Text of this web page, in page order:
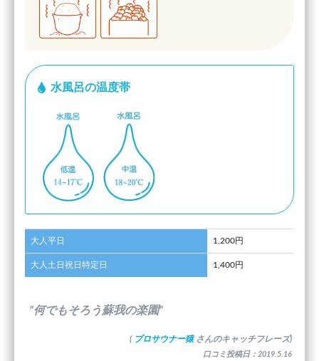
水風呂の温度帯
大人平日 1,200円
大人土日祝日特定日 1,400円
”何でもそろう蘇我の楽園”
( プロサウナー猿 さんのキャッチフレーズ)
口コミ投稿日：2019.5.16